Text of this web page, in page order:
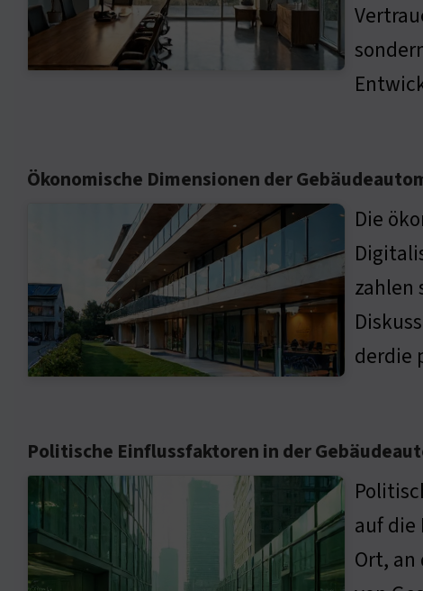
Ökonomische Dimensionen der
Die
zahlen
derdie
Politische Einflussfaktoren in der
auf die
Ort,